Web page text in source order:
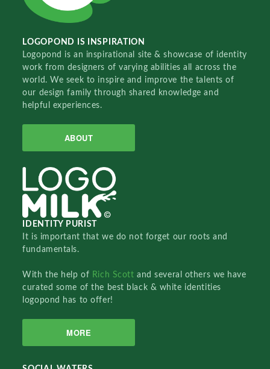
LOGOPOND IS INSPIRATION
Logopond is an inspirational site & showcase of identity
work from designers of varying abilities all across the
world. We seek to inspire and improve the talents of
our design family through shared knowledge and
helpful experiences.
ABOUT
IDENTITY PURIST
It is important that we do not forget our roots and
fundamentals.
With the help of Rich Scottand several others we have
curated some of the best black & white identities
logopond has to offer!
MORE